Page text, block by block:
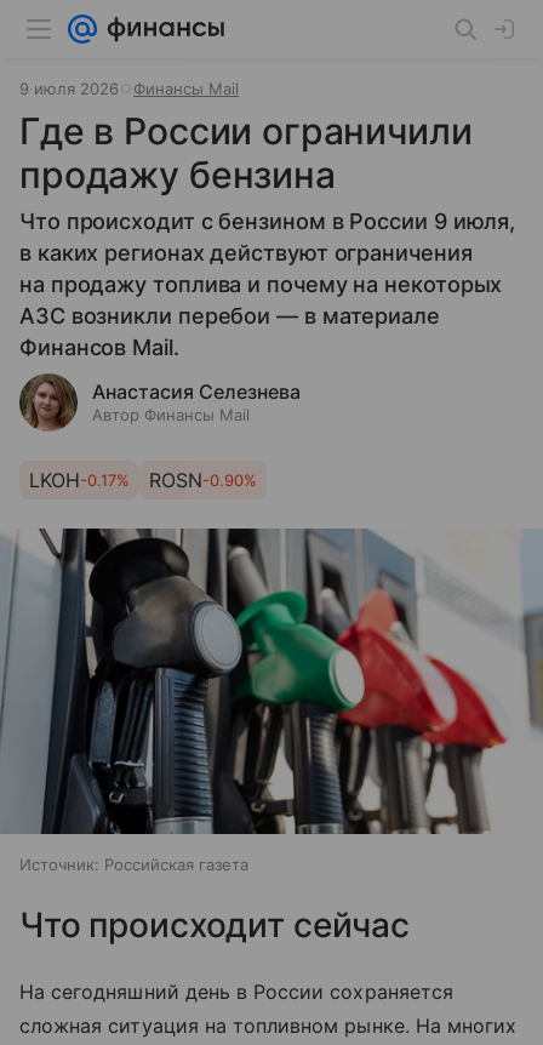
9 июля 2026 Финансы Mail
Где в России ограничили
продажу бензина
Что происходит с бензином в России 9 июля,
в каких регионах действуют ограничения
на продажу топлива и почему на некоторых
АЗС возникли перебои — в материале
Финансов Mail.
Анастасия Селезнева
Автор Финансы Mail
LKOH-0.17% ROSN-0.90%
Источник: Российская газета
Что происходит сейчас
На сегодняшний день в России сохраняется
сложная ситуация на топливном рынке. На многих